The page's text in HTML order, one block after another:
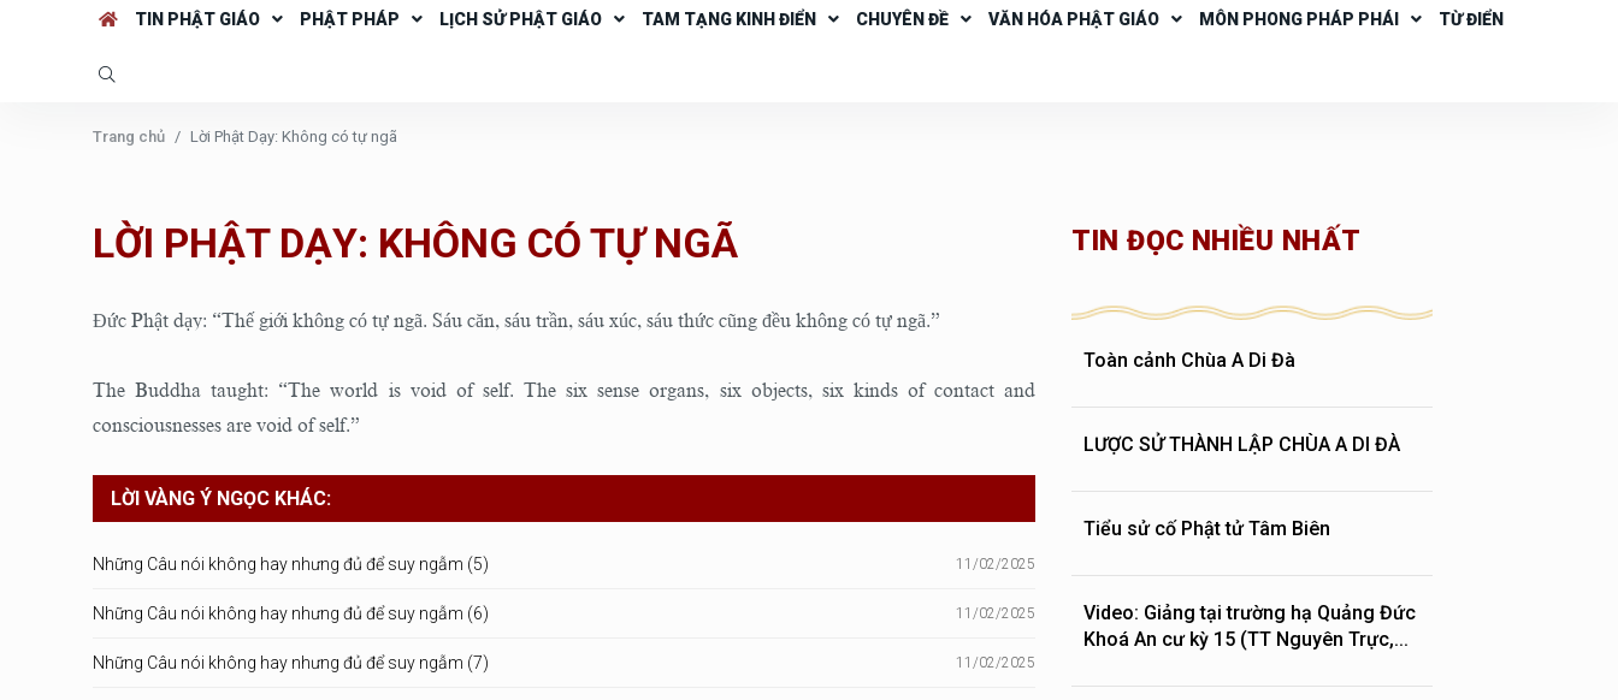
TIN PHẬT GIÁO PHẬT PHÁP LỊCH SỬ PHẬT GIÁO TAM TẠNG KINH ĐIỂN CHUYÊN ĐỀ VĂN HÓA PHẬT GIÁO MÔN PHONG PHÁP PHÁI TỪ ĐIỂN
Trang chủ Lời Phật Dạy: Không có tự ngã
LỜI PHẬT DẠY: KHÔNG CÓ TỰ NGÃ
Đức Phật dạy: “Thế giới không có tự ngã. Sáu căn, sáu trần, sáu xúc, sáu thức cũng đều không có tự ngã.”
The Buddha taught: “The world is void of self. The six sense organs, six objects, six kinds of contact and
consciousnesses are void of self.”
LỜI VÀNG Ý NGỌC KHÁC:
Những Câu nói không hay nhưng đủ để suy ngẫm (5) 11/02/2025
Những Câu nói không hay nhưng đủ để suy ngẫm (6) 11/02/2025
Những Câu nói không hay nhưng đủ để suy ngẫm (7) 11/02/2025
TIN ĐỌC NHIỀU NHẤT
Toàn cảnh Chùa A Di Đà
LƯỢC SỬ THÀNH LẬP CHÙA A DI ĐÀ
Tiểu sử cố Phật tử Tâm Biên
Video: Giảng tại trường hạ Quảng Đức
Khoá An cư kỳ 15 (TT Nguyên Trực,...